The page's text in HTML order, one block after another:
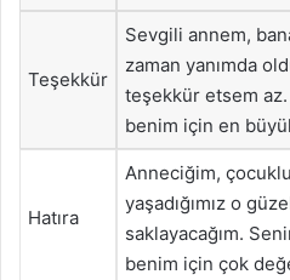
Teşekkür
Sevgili annem,
zaman yanımda
teşekkür etsem az.
benim için en
Hatıra
Anneciğim,
yaşadığımız o
saklayacağım.
benim için çok